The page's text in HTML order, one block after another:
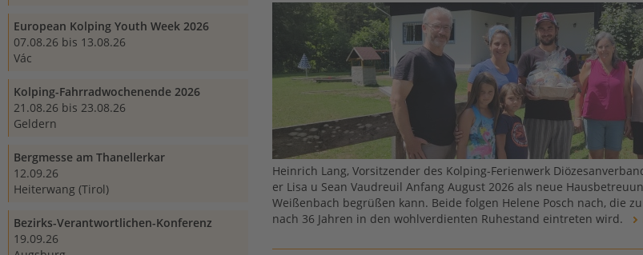
European Kolping Youth Week 2026
07.08.26 bis 13.08.26
Vác
Kolping-Fahrradwochenende 2026
21.08.26 bis 23.08.26
Geldern
Bergmesse am Thanellerkar
12.09.26
Heiterwang (Tirol)
Bezirks-Verantwortlichen-Konferenz
19.09.26
Heinrich Lang, Vorsitzender des Kolping-Ferienwerk
er Lisa u Sean Vaudreuil Anfang August 2026 als neue
Weißenbach begrüßen kann. Beide folgen Helene Posch nach, die
nach 36 Jahren in den wohlverdienten Ruhestand eintreten wird.